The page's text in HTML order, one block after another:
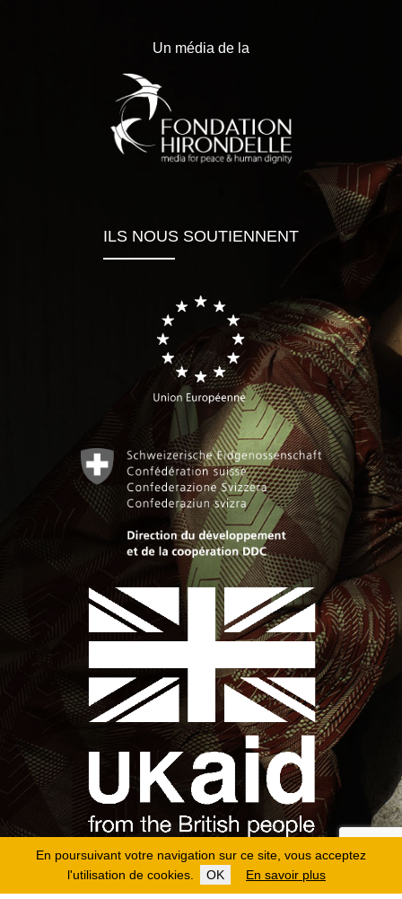
En poursuivant votre navigation sur ce site, vous acceptez
l'utilisation de cookies.
OK En savoir plus
Un média de la
ILS NOUS SOUTIENNENT